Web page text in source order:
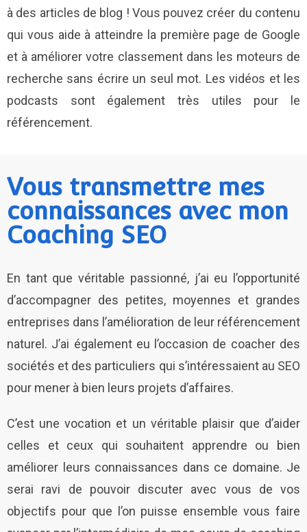
à des articles de blog ! Vous pouvez créer du contenu
qui vous aide à atteindre la première page de Google
et à améliorer votre classement dans les moteurs de
recherche sans écrire un seul mot. Les vidéos et les
podcasts sont également très utiles pour le
référencement.
Vous transmettre mes
connaissances avec mon
Coaching SEO
En tant que véritable passionné, j’ai eu l’opportunité
d’accompagner des petites, moyennes et grandes
entreprises dans l’amélioration de leur référencement
naturel. J’ai également eu l’occasion de coacher des
sociétés et des particuliers qui s’intéressaient au SEO
pour mener à bien leurs projets d’affaires.
C’est une vocation et un véritable plaisir que d’aider
celles et ceux qui souhaitent apprendre ou bien
améliorer leurs connaissances dans ce domaine. Je
serai ravi de pouvoir discuter avec vous de vos
objectifs pour que l’on puisse ensemble vous faire